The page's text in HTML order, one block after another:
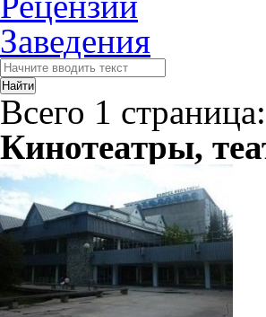
Заведения
Всего 1 страница:
Кинотеатры,